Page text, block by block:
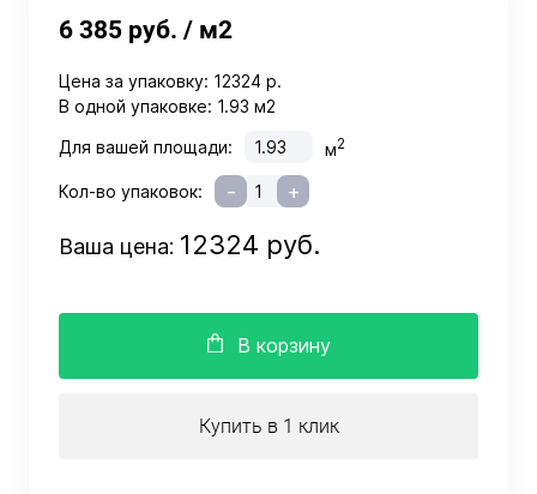
6 385 руб. / м2
Цена за упаковку: 12324 р.
В одной упаковке: 1.93 м2
Для вашей площади:
м2
Кол-во упаковок: - +
Ваша цена: 12324 руб.
В корзину
Купить в 1 клик